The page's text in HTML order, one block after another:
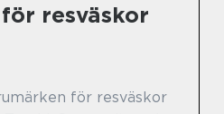
resväskor
för resväskor